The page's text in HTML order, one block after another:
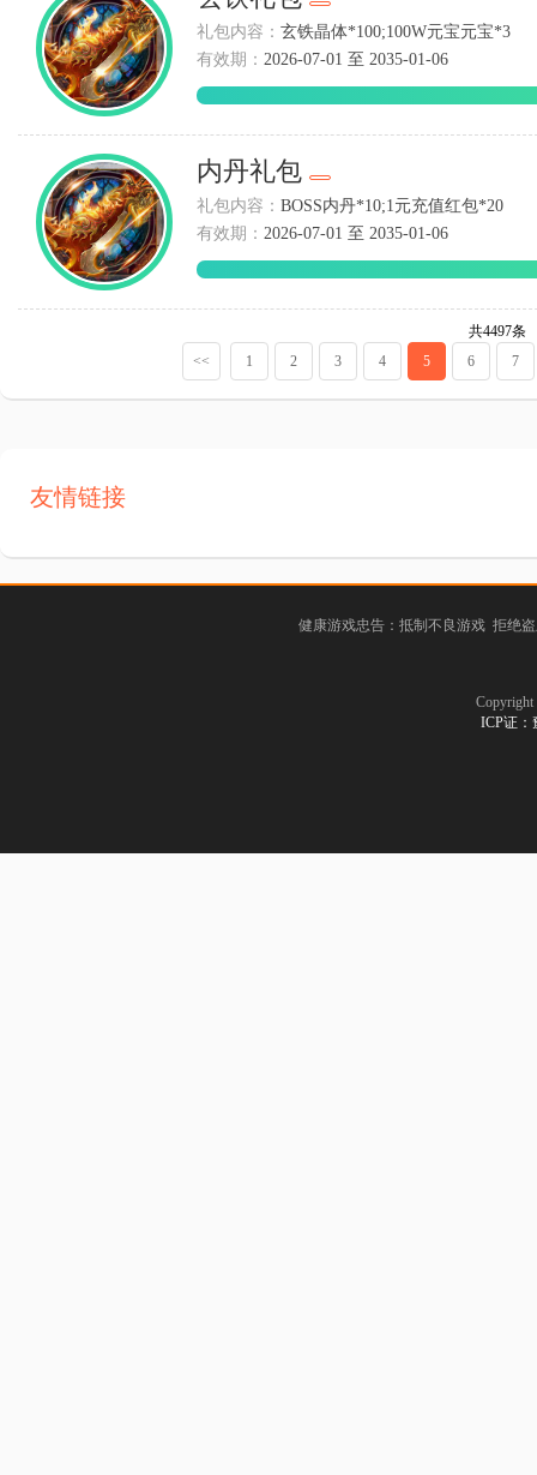
礼包内容： 玄铁晶体*100;100W元宝元宝*3
有效期： 2026-07-01 至 2035-01-06
内丹礼包
礼包内容： BOSS内丹*10;1元充值红包*20
有效期： 2026-07-01 至 2035-01-06
共4497条
<<
1 2 3 4 5 6 7
友情链接
健康游戏忠告：抵制不良游戏 拒绝
ICP证：